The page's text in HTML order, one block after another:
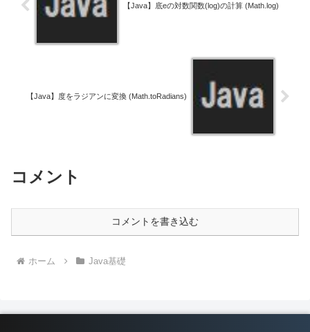
【Java】底eの対数関数(log)の計算 (Math.log)
【Java】度をラジアンに変換 (Math.toRadians)
コメント
コメントを書き込む
ホーム Java基礎